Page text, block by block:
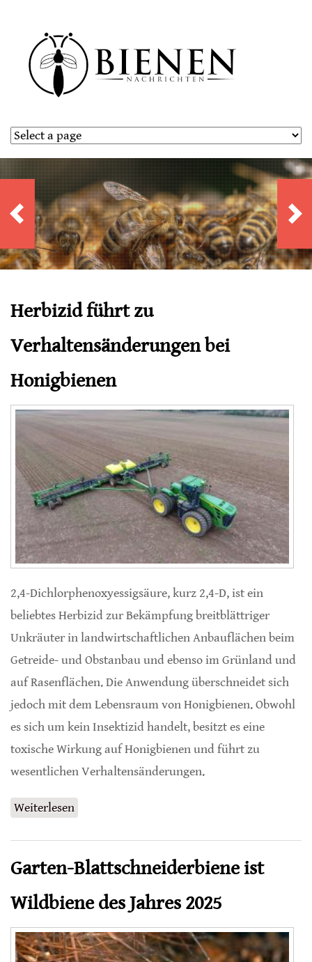
Herbizid führt zu
Verhaltensänderungen bei
Honigbienen
2,4-Dichlorphenoxyessigsäure, kurz 2,4-D, ist ein
beliebtes Herbizid zur Bekämpfung breitblättriger
Unkräuter in landwirtschaftlichen Anbauflächen beim
Getreide- und Obstanbau und ebenso im Grünland und
auf Rasenflächen. Die Anwendung überschneidet sich
jedoch mit dem Lebensraum von Honigbienen. Obwohl
es sich um kein Insektizid handelt, besitzt es eine
toxische Wirkung auf Honigbienen und führt zu
wesentlichen Verhaltensänderungen.
Weiterlesen
Garten-Blattschneiderbiene ist
Wildbiene des Jahres 2025